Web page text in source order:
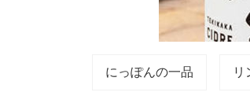
にっぽんの一品 リ